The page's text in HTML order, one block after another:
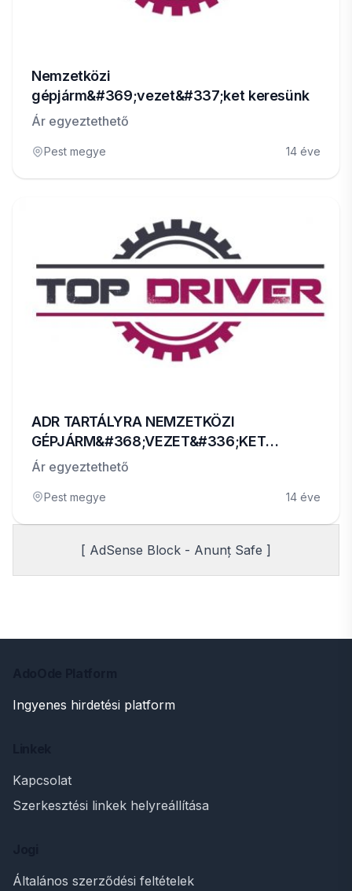
Nemzetközi
gépjárm&#369;vezet&#337;ket keresünk
Ár egyeztethető
Pest megye 14 éve
ADR TARTÁLYRA NEMZETKÖZI
GÉPJÁRM&#368;VEZET&#336;KET
KERESÜNK
Ár egyeztethető
Pest megye 14 éve
[ AdSense Block - Anunț Safe ]
Ingyenes hirdetési platform
Kapcsolat
Szerkesztési linkek helyreállítása
Általános szerződési feltételek